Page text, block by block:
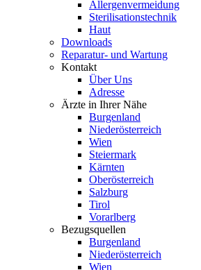
Allergenvermeidung
Sterilisationstechnik
Haut
Downloads
Reparatur- und Wartung
Kontakt
Über Uns
Adresse
Ärzte in Ihrer Nähe
Burgenland
Niederösterreich
Wien
Steiermark
Kärnten
Oberösterreich
Salzburg
Tirol
Vorarlberg
Bezugsquellen
Burgenland
Niederösterreich
Wien